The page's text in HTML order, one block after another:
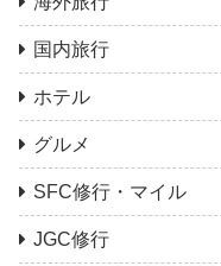
国内旅行
ホテル
グルメ
SFC修行・マイル
JGC修行